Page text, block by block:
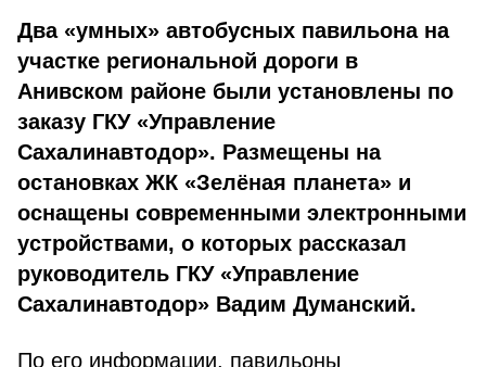
Два «умных» автобусных павильона на
участке региональной дороги в
Анивском районе были установлены по
заказу ГКУ «Управление
Сахалинавтодор». Размещены на
остановках ЖК «Зелёная планета» и
оснащены современными электронными
устройствами, о которых рассказал
руководитель ГКУ «Управление
Сахалинавтодор» Вадим Думанский.
По его информации, павильоны